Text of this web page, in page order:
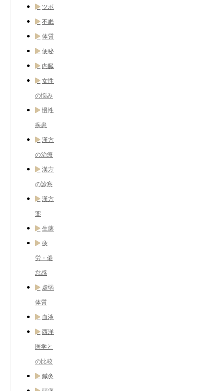
ツボ
不眠
体質
便秘
内臓
女性
の悩み
慢性
疾患
漢方
の治療
漢方
の診察
漢方
薬
生薬
疲
労・倦
怠感
虚弱
体質
血液
西洋
医学と
の比較
鍼灸